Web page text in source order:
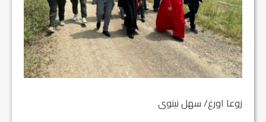
زوعا اورغ/ سهل نينوى